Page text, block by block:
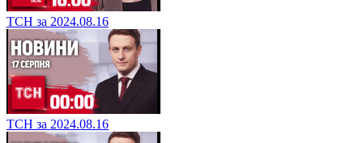
ТСН за 2024.08.16
ТСН за 2024.08.16